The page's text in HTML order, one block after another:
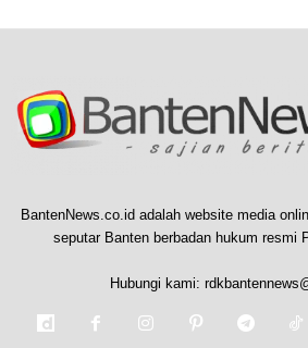
BantenNews.co.id adalah website media
seputar Banten berbadan hukum resmi
Hubungi kami: